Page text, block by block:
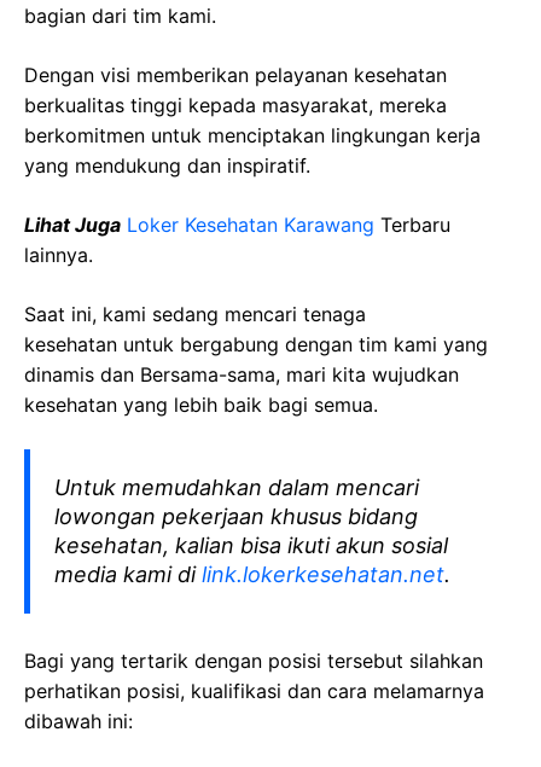
bagian dari tim kami.
Dengan visi memberikan pelayanan kesehatan
berkualitas tinggi kepada masyarakat, mereka
berkomitmen untuk menciptakan lingkungan kerja
yang mendukung dan inspiratif.
Lihat Juga Loker Kesehatan Karawang Terbaru
lainnya.
Saat ini, kami sedang mencari tenaga
kesehatan untuk bergabung dengan tim kami yang
dinamis dan Bersama-sama, mari kita wujudkan
kesehatan yang lebih baik bagi semua.
Untuk memudahkan dalam mencari
lowongan pekerjaan khusus bidang
kesehatan, kalian bisa ikuti akun sosial
media kami dilink.lokerkesehatan.net.
Bagi yang tertarik dengan posisi tersebut silahkan
perhatikan posisi, kualifikasi dan cara melamarnya
dibawah ini: